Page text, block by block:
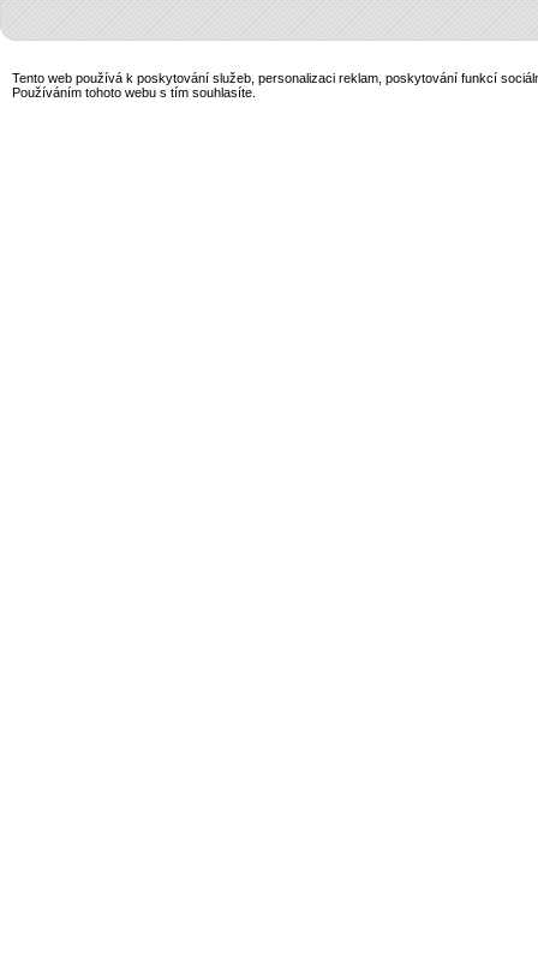
Tento web používá k poskytování služeb, personalizaci reklam, poskytování funkcí
Používáním tohoto webu s tím souhlasíte.